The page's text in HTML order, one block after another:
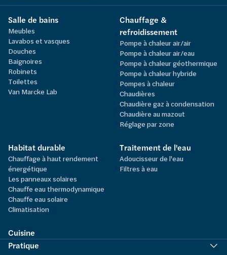
Salle de bains
Meubles
Lavabos et vasques
Douches
Baignoires
Robinets
Toilettes
Van Marcke Lab
Chauffage &
refroidissement
Pompe à chaleur air/air
Pompe à chaleur air/eau
Pompe à chaleur géothermique
Pompe à chaleur hybride
Pompes à chaleur
Chaudières
Chaudière gaz à condensation
Chaudière au mazout
Réglage par zone
Habitat durable
Chauffage à haut rendement
énergétique
Les panneaux solaires
Chauffe eau thermodynamique
Chauffe eau solaire
Climatisation
Traitement de l'eau
Adoucisseur de l'eau
Filtres à eau
Cuisine
Pratique